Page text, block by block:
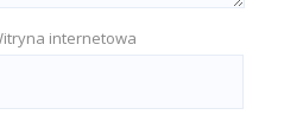
internetowa